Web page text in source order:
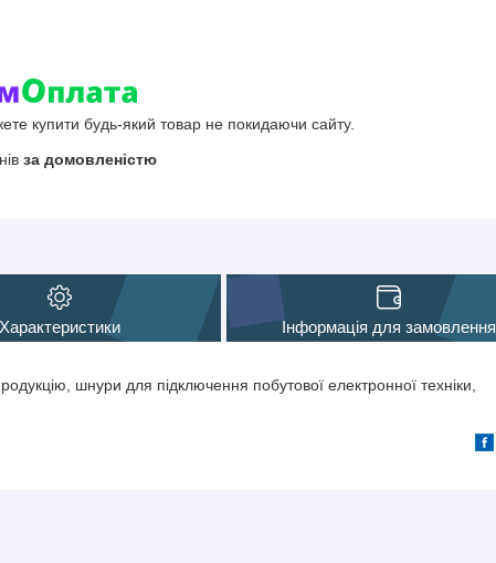
купити будь-який товар не покидаючи сайту.
за домовленістю
Характеристики Інформація для замовлення
шнури для підключення побутової електронної техніки,